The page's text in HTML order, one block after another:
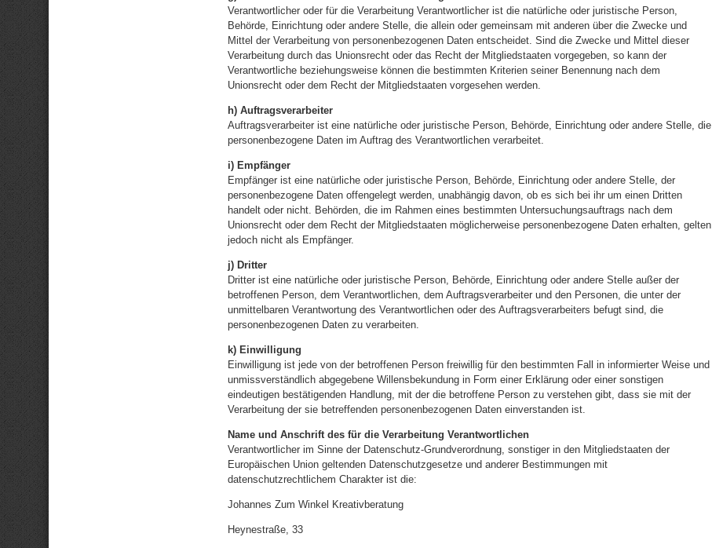
Verantwortlicher oder für die Verarbeitung Verantwortlicher ist die natürliche oder juristische Person,
Behörde, Einrichtung oder andere Stelle, die allein oder gemeinsam mit anderen über die Zwecke und
Mittel der Verarbeitung von personenbezogenen Daten entscheidet. Sind die Zwecke und Mittel dieser
Verarbeitung durch das Unionsrecht oder das Recht der Mitgliedstaaten vorgegeben, so kann der
Verantwortliche beziehungsweise können die bestimmten Kriterien seiner Benennung nach dem
Unionsrecht oder dem Recht der Mitgliedstaaten vorgesehen werden.
h) Auftragsverarbeiter
Auftragsverarbeiter ist eine natürliche oder juristische Person, Behörde, Einrichtung oder andere Stelle, die
personenbezogene Daten im Auftrag des Verantwortlichen verarbeitet.
i) Empfänger
Empfänger ist eine natürliche oder juristische Person, Behörde, Einrichtung oder andere Stelle, der
personenbezogene Daten offengelegt werden, unabhängig davon, ob es sich bei ihr um einen Dritten
handelt oder nicht. Behörden, die im Rahmen eines bestimmten Untersuchungsauftrags nach dem
Unionsrecht oder dem Recht der Mitgliedstaaten möglicherweise personenbezogene Daten erhalten, gelten
jedoch nicht als Empfänger.
j) Dritter
Dritter ist eine natürliche oder juristische Person, Behörde, Einrichtung oder andere Stelle außer der
betroffenen Person, dem Verantwortlichen, dem Auftragsverarbeiter und den Personen, die unter der
unmittelbaren Verantwortung des Verantwortlichen oder des Auftragsverarbeiters befugt sind, die
personenbezogenen Daten zu verarbeiten.
k) Einwilligung
Einwilligung ist jede von der betroffenen Person freiwillig für den bestimmten Fall in informierter Weise und
unmissverständlich abgegebene Willensbekundung in Form einer Erklärung oder einer sonstigen
eindeutigen bestätigenden Handlung, mit der die betroffene Person zu verstehen gibt, dass sie mit der
Verarbeitung der sie betreffenden personenbezogenen Daten einverstanden ist.
Name und Anschrift des für die Verarbeitung Verantwortlichen
Verantwortlicher im Sinne der Datenschutz-Grundverordnung, sonstiger in den Mitgliedstaaten der
Europäischen Union geltenden Datenschutzgesetze und anderer Bestimmungen mit
datenschutzrechtlichem Charakter ist die:
Johannes Zum Winkel Kreativberatung
Heynestraße, 33